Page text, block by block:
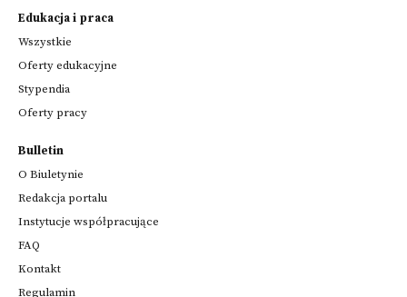
Edukacja i praca
Wszystkie
Oferty edukacyjne
Stypendia
Oferty pracy
Bulletin
O Biuletynie
Redakcja portalu
Instytucje współpracujące
FAQ
Kontakt
Regulamin